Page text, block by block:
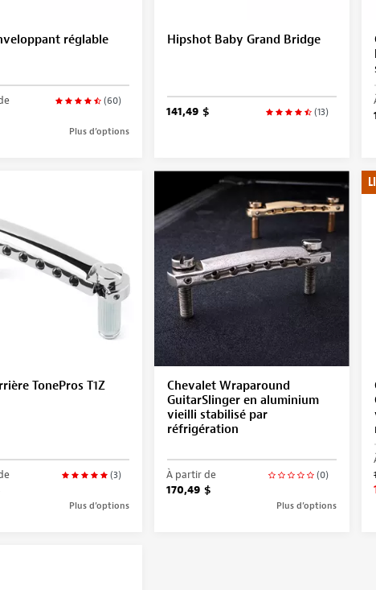
réglable
(60)
Plus d’options
Hipshot Baby Grand Bridge
(13)
141,49 $
TonePros T1Z
(3)
Plus d’options
Chevalet Wraparound
GuitarSlinger en aluminium
vieilli stabilisé par
réfrigération
(0)
À partir de
170,49 $
Plus d’options